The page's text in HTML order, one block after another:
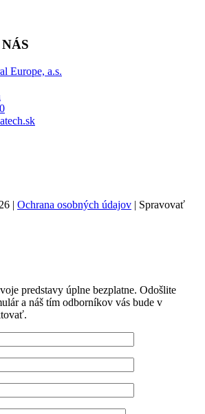
Europe, a.s.
| Ochrana osobných údajov | Spravovať
predstavy úplne bezplatne. Odošlite
a náš tím odborníkov vás bude v